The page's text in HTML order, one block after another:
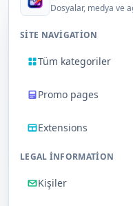
Dosyalar, medya ve
SITE NAVIGATION
Tüm kategoriler
Promo pages
Extensions
LEGAL INFORMATION
Kişiler